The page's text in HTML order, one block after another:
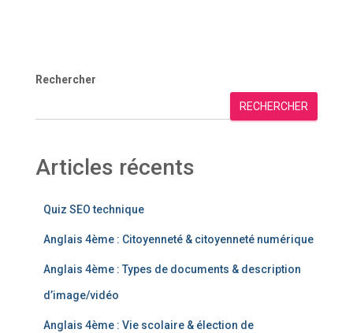
Rechercher
RECHERCHER
Articles récents
Quiz SEO technique
Anglais 4ème : Citoyenneté & citoyenneté numérique
Anglais 4ème : Types de documents & description
d’image/vidéo
Anglais 4ème : Vie scolaire & élection de